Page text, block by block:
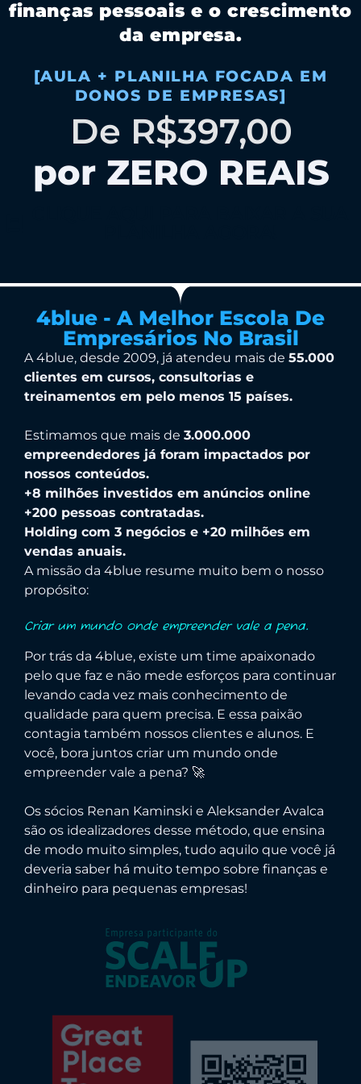
finanças pessoais e o crescimento
da empresa.
[AULA + PLANILHA FOCADA EM
DONOS DE EMPRESAS]
De R$397,00
por ZERO REAIS
4blue - A Melhor Escola De
Empresários No Brasil
A 4blue, desde 2009, já atendeu mais de 55.000
clientes em cursos, consultorias e
treinamentos em pelo menos 15 países.
Estimamos que mais de 3.000.000
empreendedores já foram impactados por
nossos conteúdos.
+8 milhões investidos em anúncios online
+200 pessoas contratadas.
Holding com 3 negócios e +20 milhões em
vendas anuais.
A missão da 4blue resume muito bem o nosso
propósito:
Criar um mundo onde empreender vale a pena.
Por trás da 4blue, existe um time apaixonado
pelo que faz e não mede esforços para continuar
levando cada vez mais conhecimento de
qualidade para quem precisa. E essa paixão
contagia também nossos clientes e alunos. E
você, bora juntos criar um mundo onde
empreender vale a pena? 🚀
Os sócios Renan Kaminski e Aleksander Avalca
são os idealizadores desse método, que ensina
de modo muito simples, tudo aquilo que você já
deveria saber há muito tempo sobre finanças e
dinheiro para pequenas empresas!